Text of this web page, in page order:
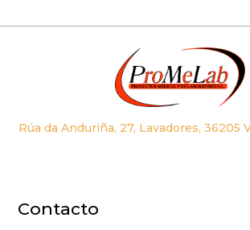
Rúa da Anduriña, 27, Lavadores, 36205
Contacto